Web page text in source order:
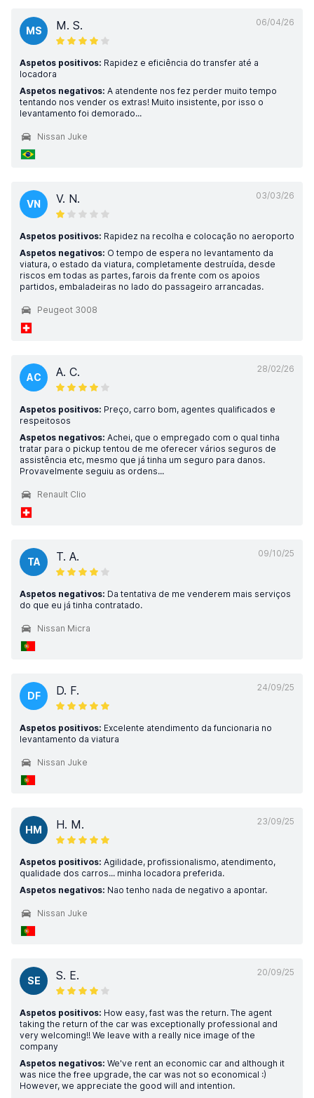
06/04/26
MS M. S.
Aspetos positivos: Rapidez e eficiência do transfer até a
locadora
Aspetos negativos: A atendente nos fez perder muito tempo
tentando nos vender os extras! Muito insistente, por isso o
levantamento foi demorado...
Nissan Juke
03/03/26
VN V. N.
Aspetos positivos: Rapidez na recolha e colocação no aeroporto
Aspetos negativos: O tempo de espera no levantamento da
viatura, o estado da viatura, completamente destruída, desde
riscos em todas as partes, farois da frente com os apoios
partidos, embaladeiras no lado do passageiro arrancadas.
Peugeot 3008
28/02/26
AC A. C.
Aspetos positivos: Preço, carro bom, agentes qualificados e
respeitosos
Aspetos negativos: Achei, que o empregado com o qual tinha
tratar para o pickup tentou de me oferecer vários seguros de
assistência etc, mesmo que já tinha um seguro para danos.
Provavelmente seguiu as ordens...
Renault Clio
09/10/25
TA T. A.
Aspetos negativos: Da tentativa de me venderem mais serviços
do que eu já tinha contratado.
Nissan Micra
24/09/25
DF D. F.
Aspetos positivos: Excelente atendimento da funcionaria no
levantamento da viatura
Nissan Juke
23/09/25
HM H. M.
Aspetos positivos: Agilidade, profissionalismo, atendimento,
qualidade dos carros... minha locadora preferida.
Aspetos negativos: Nao tenho nada de negativo a apontar.
Nissan Juke
20/09/25
SE S. E.
Aspetos positivos: How easy, fast was the return. The agent
taking the return of the car was exceptionally professional and
very welcoming!! We leave with a really nice image of the
company
Aspetos negativos: We've rent an economic car and although it
was nice the free upgrade, the car was not so economical :)
However, we appreciate the good will and intention.